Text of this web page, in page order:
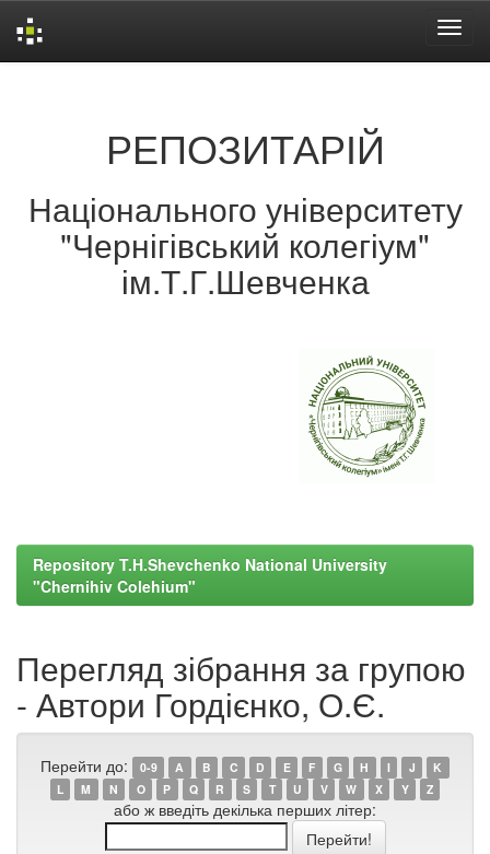
РЕПОЗИТАРІЙ
Національного університету
"Чернігівський колегіум"
ім.Т.Г.Шевченка
Repository T.H.Shevchenko National University
"Chernihiv Colehium"
Перегляд зібрання за групою
- Автори Гордієнко, О.Є.
Перейти до: 0-9 A B C D E F G H I J
K
L
M N O P Q R S T U V W X Y Z
або ж введіть декілька перших літер: